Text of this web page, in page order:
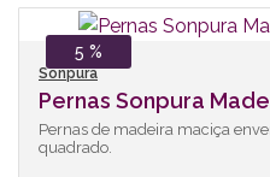
5 %
Sonpura
Pernas Sonpura
Pernas de madeira maciça
quadrado.